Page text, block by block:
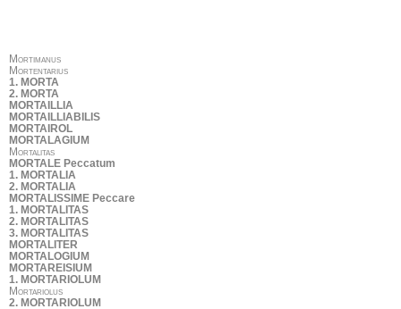
Mortimanus
Mortentarius
1. MORTA
2. MORTA
MORTAILLIA
MORTAILLIABILIS
MORTAIROL
MORTALAGIUM
Mortalitas
MORTALE Peccatum
1. MORTALIA
2. MORTALIA
MORTALISSIME Peccare
1. MORTALITAS
2. MORTALITAS
3. MORTALITAS
MORTALITER
MORTALOGIUM
MORTAREISIUM
1. MORTARIOLUM
Mortariolus
2. MORTARIOLUM